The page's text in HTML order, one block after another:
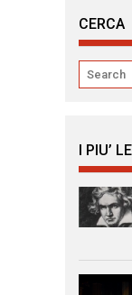
CERCA
I PIU’